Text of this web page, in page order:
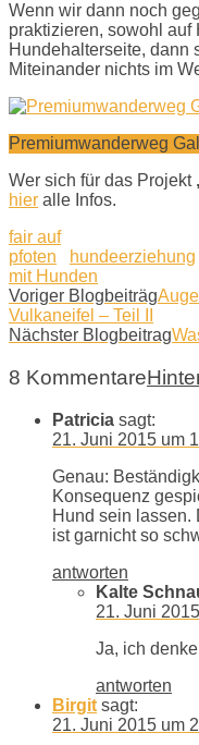
Wenn wir dann noch
praktizieren, sowohl auf
Hundehalterseite, dann
Miteinander nichts im
Premiumwanderweg
Wer sich für das Projekt
hier alle Infos.
fair auf
pfoten
hundeerziehung
mit Hunden
Voriger Blogbeiträg
Vulkaneifel – Teil II
Nächster Blogbeitrag
8 Kommentare
Patricia sagt:
21. Juni 2015 um
Genau:
Konsequenz
Hund sein lassen.
ist garnicht so
antworten
Kalte
21. Juni
Ja, ich
antworten
Birgit sagt:
21. Juni 2015 um